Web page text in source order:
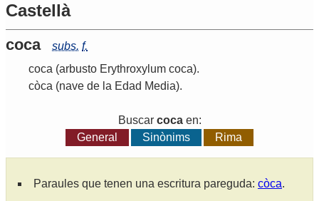
Castellà
coca subs. f.
coca (arbusto Erythroxylum coca).
còca (nave de la Edad Media).
Buscar cocaen:
General
Sinònims Rima
Paraules que tenen una escritura pareguda: còca.